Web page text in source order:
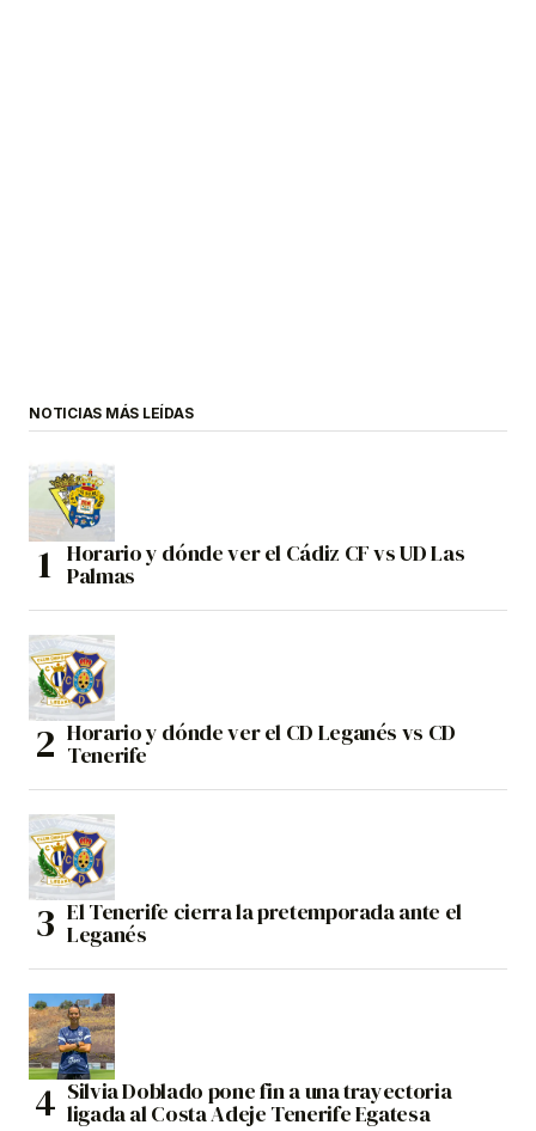
NOTICIAS MÁS LEÍDAS
Horario y dónde ver el Cádiz CF vs UD Las
Palmas
Horario y dónde ver el CD Leganés vs CD
Tenerife
El Tenerife cierra la pretemporada ante el
Leganés
Silvia Doblado pone fin a una trayectoria
ligada al Costa Adeje Tenerife Egatesa